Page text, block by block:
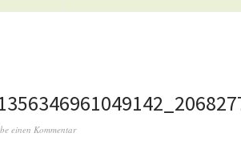
einen Kommentar